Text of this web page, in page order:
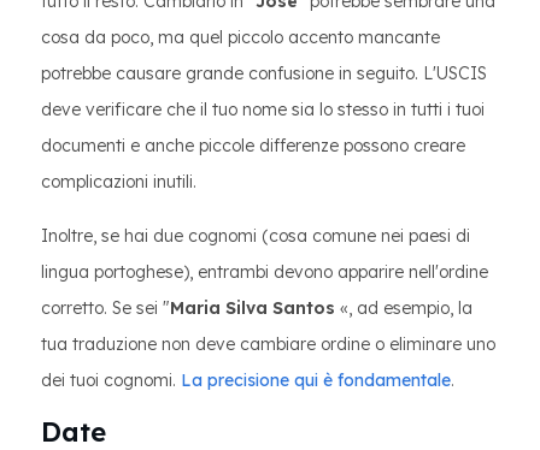
cosa da poco, ma quel piccolo accento mancante
potrebbe causare grande confusione in seguito. L'USCIS
deve verificare che il tuo nome sia lo stesso in tutti i tuoi
documenti e anche piccole differenze possono creare
complicazioni inutili.
Inoltre, se hai due cognomi (cosa comune nei paesi di
lingua portoghese), entrambi devono apparire nell'ordine
corretto. Se sei "Maria Silva Santos «, ad esempio, la
tua traduzione non deve cambiare ordine o eliminare uno
dei tuoi cognomi. La precisione qui è fondamentale.
Date